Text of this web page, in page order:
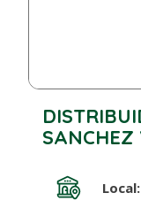
Local: